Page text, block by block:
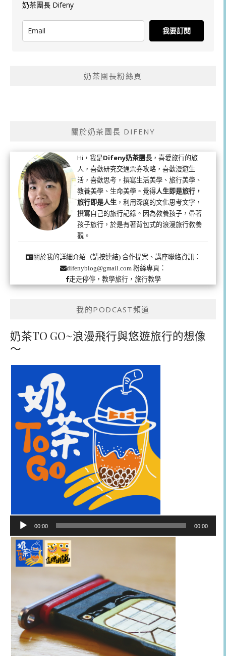
奶茶團長 Difeny
我要訂閱
奶茶團長粉絲頁
關於奶茶團長 DIFENY
Hi，我是Difeny奶茶團長 ，喜愛旅行的旅
人，喜歡研究交通票券攻略，喜歡漫遊生
活，喜歡思考，撰寫生活美學、旅行美學、
教養美學、生命美學。覺得人生即是旅行，
旅行即是人生 ，利用深度的文化思考文字，
撰寫自己的旅行記錄。因為教養孩子，帶著
孩子旅行，於是有著背包式的浪漫旅行教養
觀。
關於我的詳細介紹（請按連結)合作提案、講座聯絡資訊：
difenyblog@gmail.com 粉絲專頁：
走走停停，教學旅行，旅行教學
我的PODCAST頻道
奶茶TO GO~浪漫飛行與悠遊旅行的想像
～
播
器
00:00 00:00